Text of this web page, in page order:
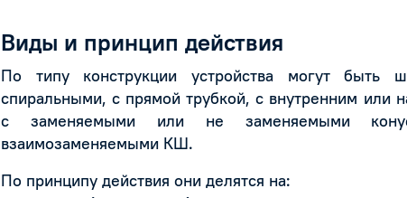
Виды и принцип действия
По типу конструкции устройства могут быть
спиральными, с прямой трубкой, с внутренним
с заменяемыми или не заменяемыми
взаимозаменяемыми КШ.
По принципу действия они делятся на: